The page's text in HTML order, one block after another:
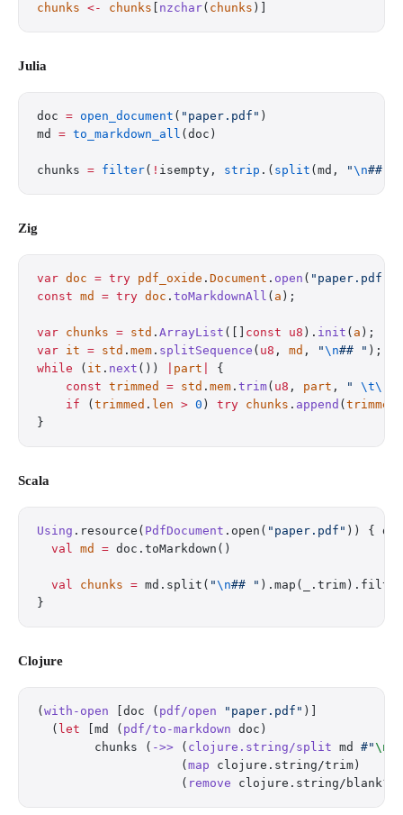
chunks <- chunks nzchar( chunks )]
Julia
doc = open_document ( "paper.pdf" )
md = to_markdown_all (doc)
chunks = filter( ! isempty, strip .( split (md, "\n## "
Zig
var doc = try pdf_oxide . Document . open ( "paper.pdf"
const md = try doc . toMarkdownAll ( a );
var chunks = std . ArrayList ([] const u8 ). init ( a );
var it = std . mem . splitSequence ( u8 , md , "\n## " );
while ( it . next ()) part
{
    const
trimmed = std . mem . trim( u8 , part , " \t\r\n
    if
( trimmed . len > 0 ) try chunks . append ( trimmed
}
Scala
Using .resource( PdfDocument .open( "paper.pdf" )) {
  val
md = doc.toMarkdown()
  val
chunks = md.split( "\n## "
}
Clojure
( with-open [doc ( pdf/open "paper.pdf" )]
  (
let [md ( pdf/to-markdown doc)
        chunks (
->> ( clojure.string/split md #" \n
                    (
map clojure.string/trim)
                    (
remove clojure.string/